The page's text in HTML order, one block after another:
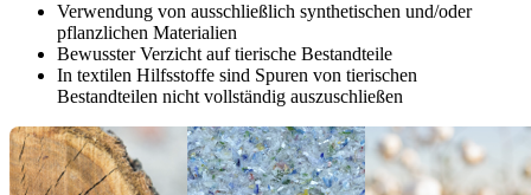
Verwendung von ausschließlich synthetischen und/oder
pflanzlichen Materialien
Bewusster Verzicht auf tierische Bestandteile
In textilen Hilfsstoffe sind Spuren von tierischen
Bestandteilen nicht vollständig auszuschließen